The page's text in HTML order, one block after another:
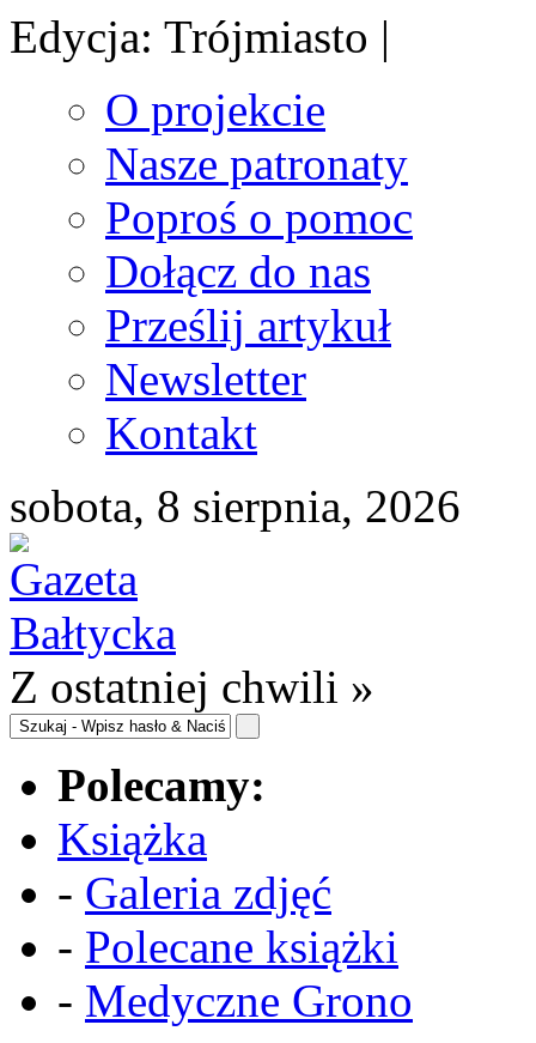
Edycja: Trójmiasto |
O projekcie
Nasze patronaty
Poproś o pomoc
Dołącz do nas
Prześlij artykuł
Newsletter
Kontakt
sobota, 8 sierpnia, 2026
Z ostatniej chwili »
Polecamy:
Książka
- Galeria zdjęć
- Polecane książki
- Medyczne Grono